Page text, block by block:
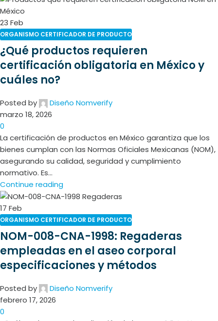
23 Feb
ORGANISMO CERTIFICADOR DE PRODUCTO
¿Qué productos requieren
certificación obligatoria en México y
cuáles no?
Posted by
Diseño Nomverify
marzo 18, 2026
0
La certificación de productos en México garantiza que los
bienes cumplan con las Normas Oficiales Mexicanas (NOM),
asegurando su calidad, seguridad y cumplimiento
normativo. Es...
Continue reading
17 Feb
ORGANISMO CERTIFICADOR DE PRODUCTO
NOM-008-CNA-1998: Regaderas
empleadas en el aseo corporal
especificaciones y métodos
Posted by
Diseño Nomverify
febrero 17, 2026
0